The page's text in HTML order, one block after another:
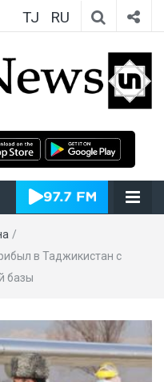
TJ RU
/
в Таджикистан с
базы